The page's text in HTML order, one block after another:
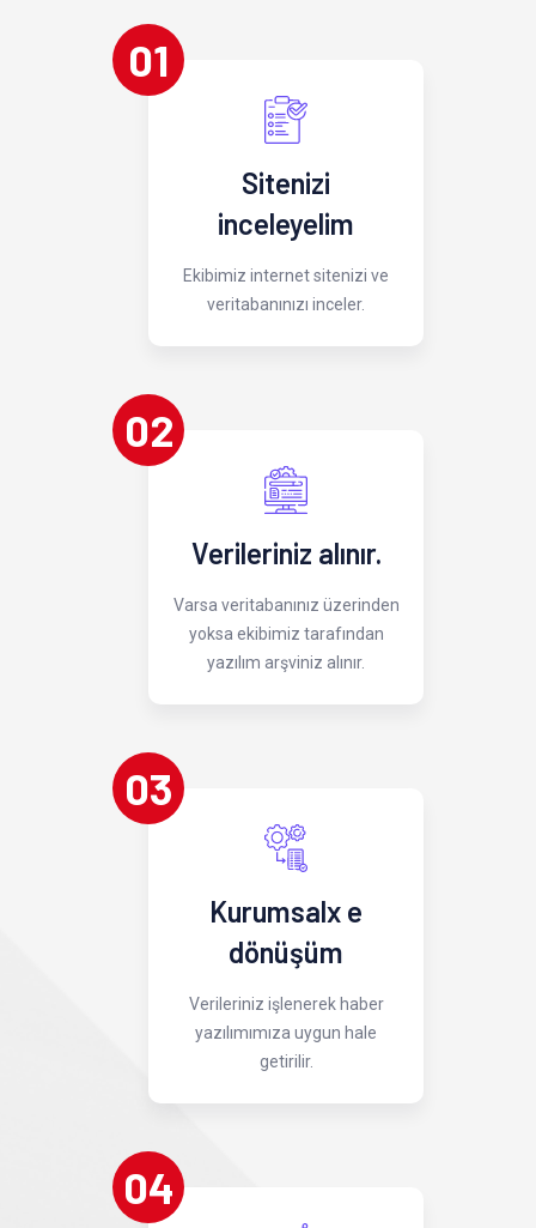
01
Sitenizi
inceleyelim
Ekibimiz internet sitenizi ve
veritabanınızı inceler.
02
Verileriniz alınır.
Varsa veritabanınız üzerinden
yoksa ekibimiz tarafından
yazılım arşviniz alınır.
03
Kurumsalx e
dönüşüm
Verileriniz işlenerek haber
yazılımımıza uygun hale
getirilir.
04